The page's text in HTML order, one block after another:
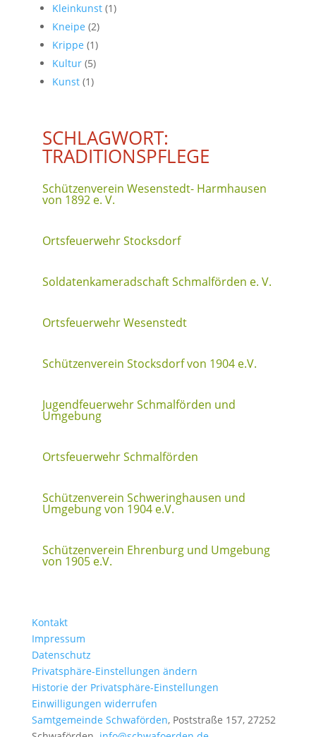
Kleinkunst (1)
Kneipe (2)
Krippe (1)
Kultur (5)
Kunst (1)
SCHLAGWORT:
TRADITIONSPFLEGE
Schützenverein Wesenstedt- Harmhausen
von 1892 e. V.
Ortsfeuerwehr Stocksdorf
Soldatenkameradschaft Schmalförden e. V.
Ortsfeuerwehr Wesenstedt
Schützenverein Stocksdorf von 1904 e.V.
Jugendfeuerwehr Schmalförden und
Umgebung
Ortsfeuerwehr Schmalförden
Schützenverein Schweringhausen und
Umgebung von 1904 e.V.
Schützenverein Ehrenburg und Umgebung
von 1905 e.V.
Kontakt
Impressum
Datenschutz
Privatsphäre-Einstellungen ändern
Historie der Privatsphäre-Einstellungen
Einwilligungen widerrufen
Samtgemeinde Schwaförden, Poststraße 157, 27252